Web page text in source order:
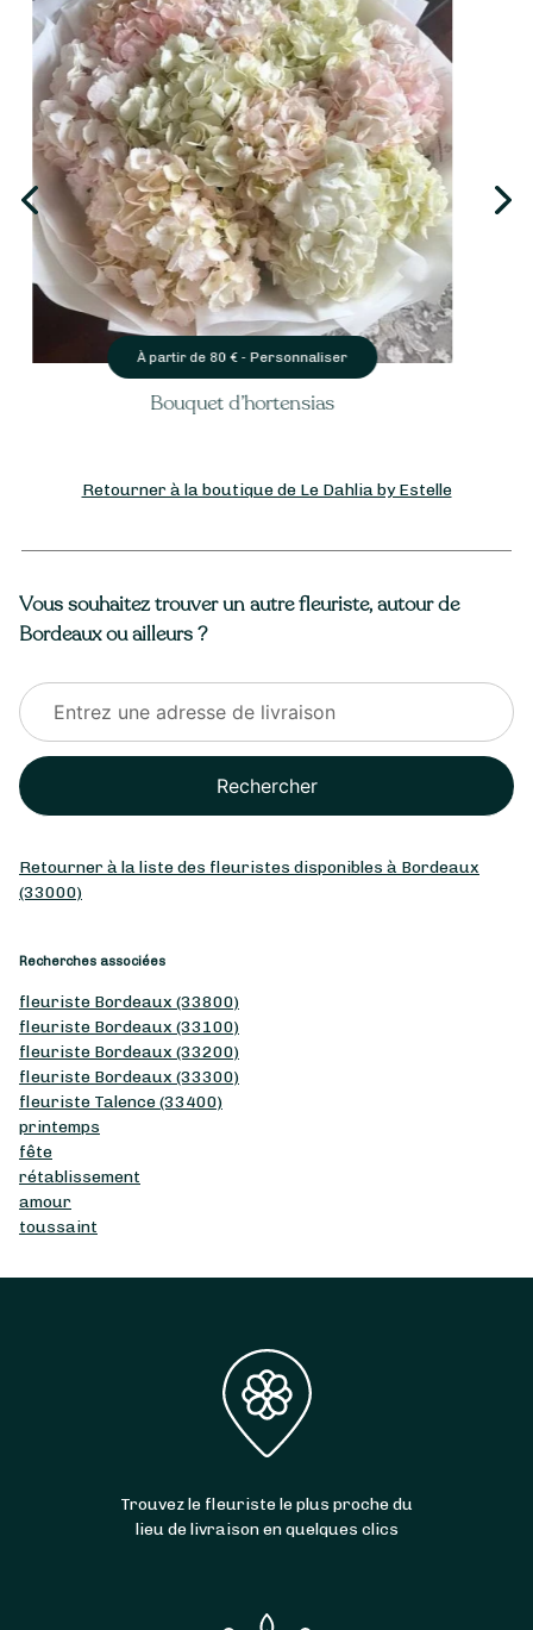
À partir de50€ -Personnaliser
Bouquet bleu et blanc ( fleurs selon arrivage )
Retourner à la boutique de Le Dahlia by Estelle
Vous souhaitez trouver un autre fleuriste, autour de
Bordeaux ou ailleurs ?
Rechercher
Retourner à la liste des fleuristes disponibles à Bordeaux
(33000)
Recherches associées
fleuriste Bordeaux (33800)
fleuriste Bordeaux (33100)
fleuriste Bordeaux (33200)
fleuriste Bordeaux (33300)
fleuriste Talence (33400)
printemps
fête
rétablissement
amour
toussaint
Trouvez le fleuriste le plus proche du
lieu de livraison en quelques clics